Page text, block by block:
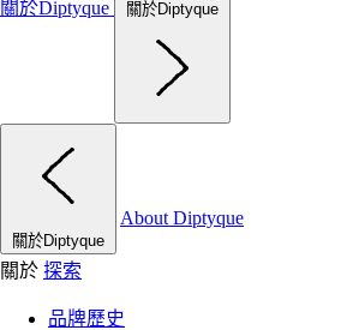
關於Diptyque
關於Diptyque
關於Diptyque
About Diptyque
關於 探索
品牌歷史